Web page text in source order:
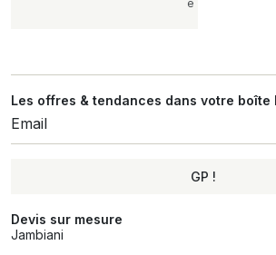
e
Les offres & tendances dans votre boîte
GP !
Devis sur mesure
Jambiani